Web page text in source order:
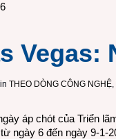
Vegas:
THEO DÒNG CÔNG NGHỆ,
áp chót của Triển
ngày 6 đến ngày 9-1-